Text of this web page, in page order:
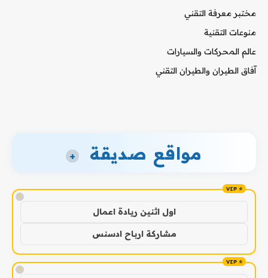
مختبر معرفة التقني
منوعات التقنية
عالم المحركات والسيارات
آفاق الطيران والطيران التقني
مواقع صديقة +
!
اول اثنين ريادة اعمال
مشاركة ارباح ادسنس
!